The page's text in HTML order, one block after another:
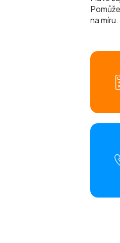
na míru.